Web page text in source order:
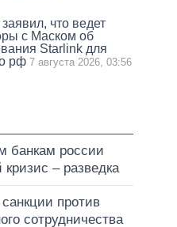
что ведет
с Маском об
Starlink для
рф 7 августа 2026, 03:56
банкам россии
кризис – разведка
против
сотрудничества